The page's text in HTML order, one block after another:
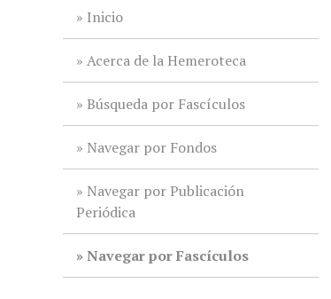
Inicio
Acerca de la Hemeroteca
Búsqueda por Fascículos
Navegar por Fondos
Navegar por Publicación
Periódica
Navegar por Fascículos